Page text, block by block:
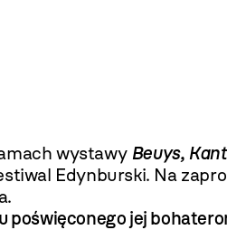
wystawy Beuys,
Edynburski. Na
poświęconego jej